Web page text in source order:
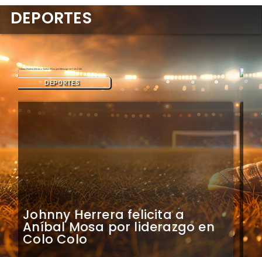
Claudio Bravo analiza
impacto de arquero
caboverdiano en Colo Colo
DEPORTES
DEPORTES